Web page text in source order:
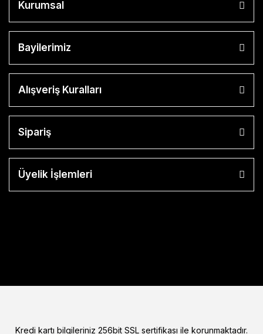
Kurumsal
Bayilerimiz
Alışveriş Kuralları
Sipariş
Üyelik İşlemleri
Kredi kartı bilgileriniz 256bit SSL sertifikası ile korunmaktadır.